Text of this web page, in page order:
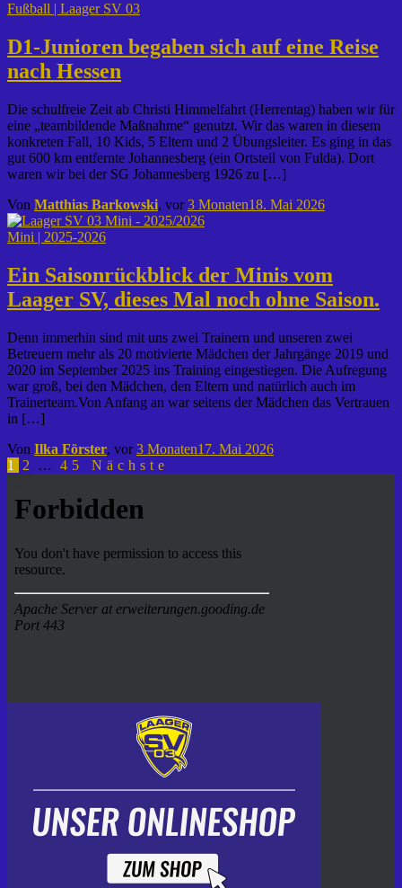
Fußball | Laager SV 03
D1-Junioren begaben sich auf eine Reise
nach Hessen
Die schulfreie Zeit ab Christi Himmelfahrt (Herrentag) haben wir für
eine „teambildende Maßnahme“ genutzt. Wir das waren in diesem
konkreten Fall, 10 Kids, 5 Eltern und 2 Übungsleiter. Es ging in das
gut 600 km entfernte Johannesberg (ein Ortsteil von Fulda). Dort
waren wir bei der SG Johannesberg 1926 zu […]
Von Matthias Barkowski, vor3 Monaten18. Mai 2026
Mini | 2025-2026
Ein Saisonrückblick der Minis vom
Laager SV, dieses Mal noch ohne Saison.
Denn immerhin sind mit uns zwei Trainern und unseren zwei
Betreuern mehr als 20 motivierte Mädchen der Jahrgänge 2019 und
2020 im September 2025 ins Training eingestiegen. Die Aufregung
war groß, bei den Mädchen, den Eltern und natürlich auch im
Trainerteam.Von Anfang an war seitens der Mädchen das Vertrauen
in […]
Von Ilka Förster, vor3 Monaten17. Mai 2026
Seitennummerierung
Beiträge
1 2 … 45 Nächste